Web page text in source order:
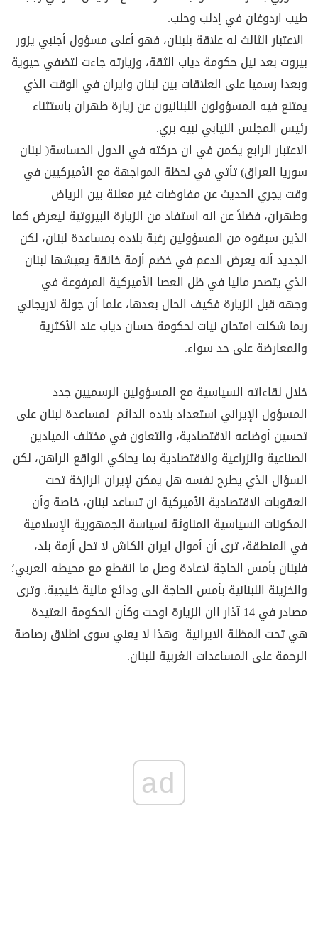
طيب اردوغان في إدلب وحلب.
الاعتبار الثالث له علاقة بلبنان، فهو أعلى مسؤول أجنبي يزور
بيروت بعد نيل حكومة دياب الثقة، وزيارته جاءت لتضفي حيوية
وبعدا رسميا على العلاقات بين لبنان وايران في الوقت الذي
يمتنع فيه المسؤولون اللبنانيون عن زيارة طهران باستثناء
رئيس المجلس النيابي نبيه بري.
الاعتبار الرابع يكمن في ان حركته في الدول الحساسة( لبنان
سوريا العراق) تأتي في لحظة المواجهة مع الأميركيين في
وقت يجري الحديث عن مفاوضات غير معلنة بين الرياض
وطهران، فضلاً عن انه استفاد من الزيارة البيروتية ليعرض كما
الذين سبقوه من المسؤولين رغبة بلاده بمساعدة لبنان، لكن
الجديد أنه يعرض الدعم في خضم أزمة خانقة يعيشها لبنان
الذي يتصحر ماليا في ظل العصا الأميركية المرفوعة في
وجهه قبل الزيارة فكيف الحال بعدها، علما أن جولة لاريجاني
ربما شكلت امتحان نيات لحكومة حسان دياب عند الأكثرية
والمعارضة على حد سواء.
خلال لقاءاته السياسية مع المسؤولين الرسميين جدد
المسؤول الإيراني استعداد بلاده الدائم لمساعدة لبنان على
تحسين أوضاعه الاقتصادية، والتعاون في مختلف الميادين
الصناعية والزراعية والاقتصادية بما يحاكي الواقع الراهن، لكن
السؤال الذي يطرح نفسه هل يمكن لإيران الرازخة تحت
العقوبات الاقتصادية الأميركية ان تساعد لبنان، خاصة وأن
المكونات السياسية المناوئة لسياسة الجمهورية الإسلامية
في المنطقة، ترى أن أموال ايران الكاش لا تحل أزمة بلد،
فلبنان بأمس الحاجة لاعادة وصل ما انقطع مع محيطه العربي؛
والخزينة اللبنانية بأمس الحاجة الى ودائع مالية خليجية. وترى
مصادر في 14 آذار اان الزيارة اوحت وكأن الحكومة العتيدة
هي تحت المظلة الايرانية وهذا لا يعني سوى اطلاق رصاصة
الرحمة على المساعدات الغربية للبنان.
ad